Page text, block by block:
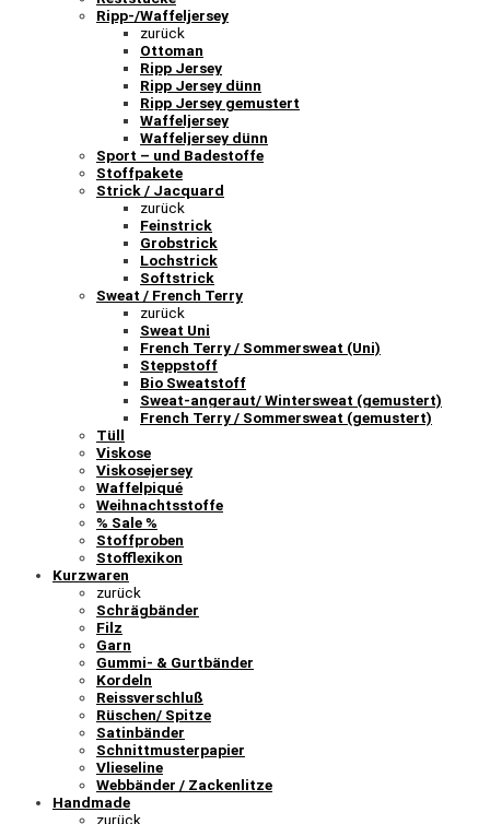
Ripp-/Waffeljersey
zurück
Ottoman
Ripp Jersey
Ripp Jersey dünn
Ripp Jersey gemustert
Waffeljersey
Waffeljersey dünn
Sport – und Badestoffe
Stoffpakete
Strick / Jacquard
zurück
Feinstrick
Grobstrick
Lochstrick
Softstrick
Sweat / French Terry
zurück
Sweat Uni
French Terry / Sommersweat (Uni)
Steppstoff
Bio Sweatstoff
Sweat-angeraut/ Wintersweat (gemustert)
French Terry / Sommersweat (gemustert)
Tüll
Viskose
Viskosejersey
Waffelpiqué
Weihnachtsstoffe
% Sale %
Stoffproben
Stofflexikon
Kurzwaren
zurück
Schrägbänder
Filz
Garn
Gummi- & Gurtbänder
Kordeln
Reissverschluß
Rüschen/ Spitze
Satinbänder
Schnittmusterpapier
Vlieseline
Webbänder / Zackenlitze
Handmade
zurück